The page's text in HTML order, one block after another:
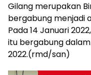
Gilang merupakan
bergabung menjadi
Pada 14 Januari
itu bergabung
2022.(rmd/san)